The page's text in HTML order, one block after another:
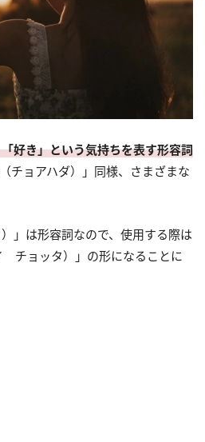
好き」という気持ちを表す形容詞
チョアハダ）」同様、さまざまな
」は形容詞なので、使用する際は
チョッタ）」の形になることに